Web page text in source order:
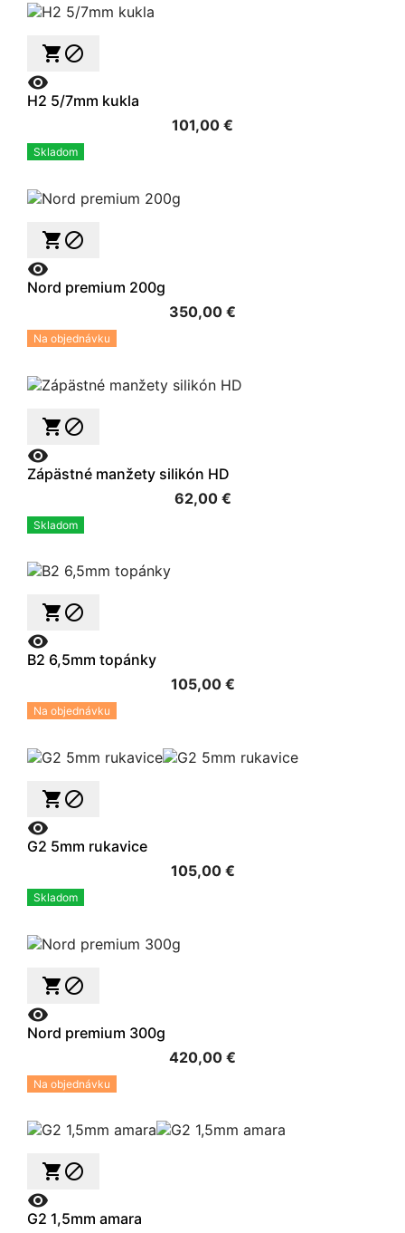
 

H2 5/7mm kukla
101,00 €
Skladom
 

Nord premium 200g
350,00 €
Na objednávku
 

Zápästné manžety silikón HD
62,00 €
Skladom
 

B2 6,5mm topánky
105,00 €
Na objednávku
 

G2 5mm rukavice
105,00 €
Skladom
 

Nord premium 300g
420,00 €
Na objednávku
 

G2 1,5mm amara